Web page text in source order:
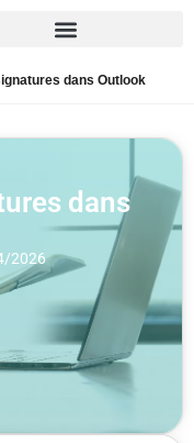
dans Outlook
dans
2026